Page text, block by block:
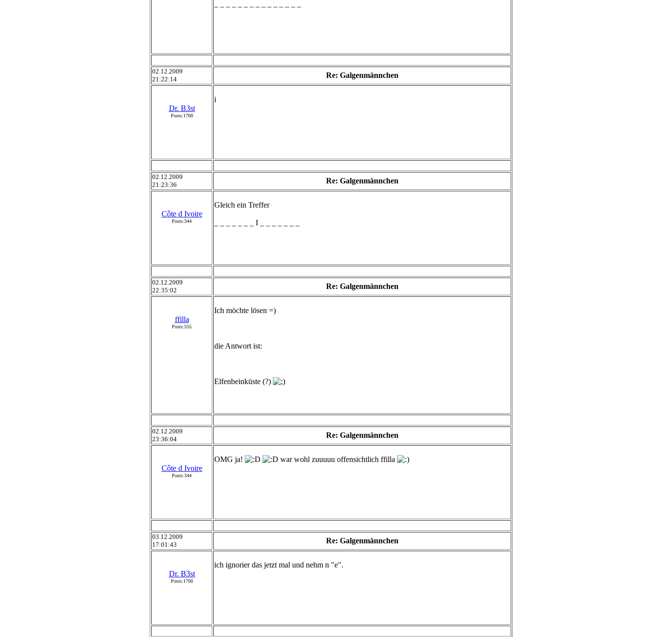
02.12.2009
21:22:14
Re: Galgenmännchen
Dr. B3st
Posts:1700
i
02.12.2009
21:23:36
Re: Galgenmännchen
Côte d Ivoire
Posts:344
Gleich ein Treffer
_ _ _ _ _ _ _ I _ _ _ _ _ _ _
02.12.2009
22:35:02
Re: Galgenmännchen
ffilla
Posts:555
Ich möchte lösen =)
die Antwort ist:
Elfenbeinküste (?)
02.12.2009
23:36:04
Re: Galgenmännchen
Côte d Ivoire
Posts:344
OMG ja! war wohl zuuuuu offensichtlich ffilla
03.12.2009
17:01:43
Re: Galgenmännchen
Dr. B3st
Posts:1700
ich ignorier das jetzt mal und nehm n "e".